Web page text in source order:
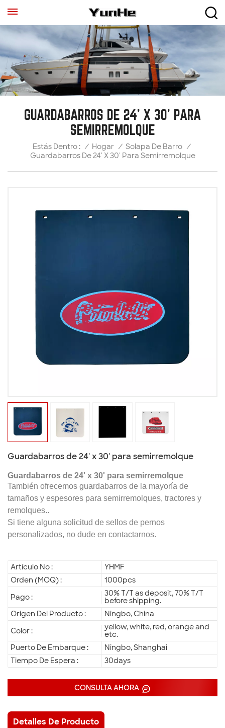
GUARDABARROS DE 24' X 30' PARA
SEMIRREMOLQUE
Estás Dentro : / Hogar / Solapa De Barro /
Guardabarros De 24' X 30' Para Semirremolque
Guardabarros de 24' x 30' para semirremolque
Guardabarros de 24' x 30' para semirremolque
También ofrecemos guardabarros de la mayoría de
tamaños y espesores para semirremolques, tractores y
remolques..
Si tiene alguna solicitud de sellos de pernos
personalizados, no dude en contactarnos.
Artículo No :
YHMF
Orden (MOQ) :
1000pcs
Pago :
30% T/T as deposit, 70% T/T
before shipping.
Origen Del Producto :
Ningbo, China
Color :
yellow, white, red, orange and
etc.
Puerto De Embarque :
Ningbo, Shanghai
Tiempo De Espera :
30days
CONSULTA AHORA
Detalles De Producto